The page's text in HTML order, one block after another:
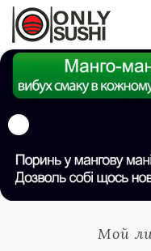
Мой